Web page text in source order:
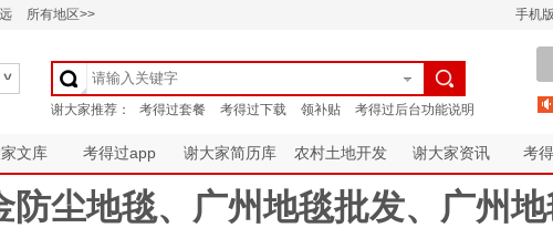
所有地区>> 手机版
文库 考得过app 谢大家简历库 农村土地开发 谢大家资讯 考
防尘地毯、广州地毯批发、广州